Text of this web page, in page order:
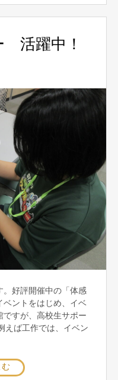
活躍中！
。好評開催中の「体感
ベントをはじめ、イベ
ですが、高校生サポー
えば工作では、イベン
む